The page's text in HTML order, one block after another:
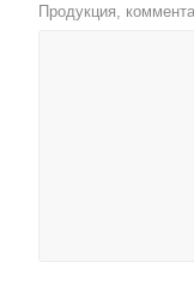
Продукция,